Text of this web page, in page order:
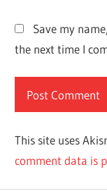
Save my
the next time I
This site uses
comment data is